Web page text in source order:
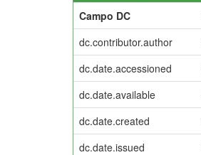
Campo DC
dc.contributor.author
dc.date.accessioned
dc.date.available
dc.date.created
dc.date.issued